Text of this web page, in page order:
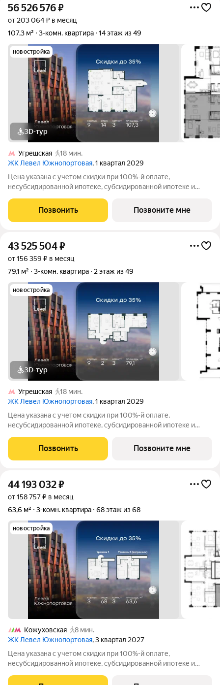
56 526 576₽
от 203 064 ₽ в месяц
107,3 м²
3-комн. квартира 14 этаж из 49
новостройка
3D-тур
Угрешская
18 мин.
ЖК Левел Южнопортовая, 1 квартал 2029
Цена указана с учетом скидки при 100%-й оплате,
несубсидированной ипотеке, субсидированной ипотеке и
личном кабинете до обращения за консультацией. В северной
части района Печатники
Позвонить Позвоните мне
43 525 504₽
от 156 359 ₽ в месяц
79,1 м²
3-комн. квартира 2 этаж из 49
новостройка
3D-тур
Угрешская
18 мин.
ЖК Левел Южнопортовая, 1 квартал 2029
Цена указана с учетом скидки при 100%-й оплате,
несубсидированной ипотеке, субсидированной ипотеке и
личном кабинете до обращения за консультацией. В северной
части района Печатники
Позвонить Позвоните мне
44 193 032₽
от 158 757 ₽ в месяц
63,6 м²
3-комн. квартира 68 этаж из 68
новостройка
Кожуховская
8 мин.
ЖК Левел Южнопортовая, 3 квартал 2027
Цена указана с учетом скидки при 100%-й оплате,
несубсидированной ипотеке, субсидированной ипотеке и
личном кабинете до обращения за консультацией. В северной